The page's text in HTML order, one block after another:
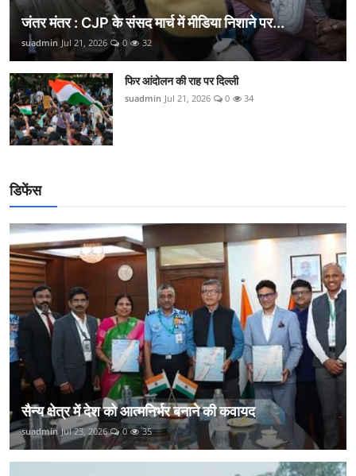
जंतर मंतर : CJP के संसद मार्च में मीडिया निशाने पर...
suadmin Jul 21, 2026 0 32
फिर आंदोलन की राह पर दिल्ली
suadmin Jul 21, 2026 0 34
डिफेंस
सैन्य क्षेत्र में देश को आत्मनिर्भर बनाने की कवायद
suadmin Jul 23, 2026 0 35